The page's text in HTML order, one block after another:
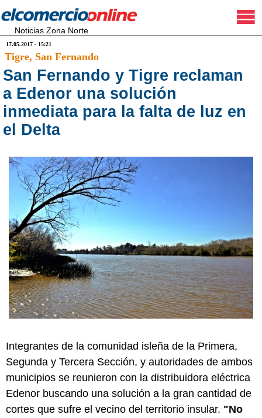
Noticias Zona Norte
17.05.2017 - 15:21
Tigre, San Fernando
San Fernando y Tigre reclaman
a Edenor una solución
inmediata para la falta de luz en
el Delta
Integrantes de la comunidad isleña de la Primera,
Segunda y Tercera Sección, y autoridades de ambos
municipios se reunieron con la distribuidora eléctrica
Edenor buscando una solución a la gran cantidad de
cortes que sufre el vecino del territorio insular. "No